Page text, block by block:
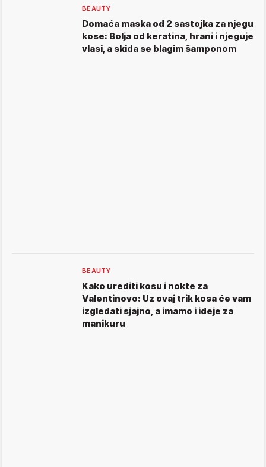
BEAUTY
Domaća maska od 2 sastojka za njegu
kose: Bolja od keratina, hrani i njeguje
vlasi, a skida se blagim šamponom
BEAUTY
Kako urediti kosu i nokte za
Valentinovo: Uz ovaj trik kosa će vam
izgledati sjajno, a imamo i ideje za
manikuru